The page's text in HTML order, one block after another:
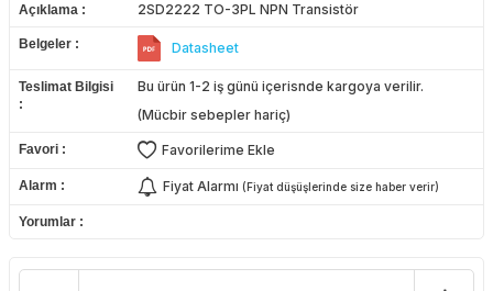
Açıklama 2SD2222 TO-3PL NPN Transistör
Belgeler Datasheet
Teslimat Bilgisi
Bu ürün 1-2 iş günü içerisnde kargoya verilir.
(Mücbir sebepler hariç)
Favori Favorilerime Ekle
Alarm Fiyat Alarmı (Fiyat düşüşlerinde size haber verir)
Yorumlar